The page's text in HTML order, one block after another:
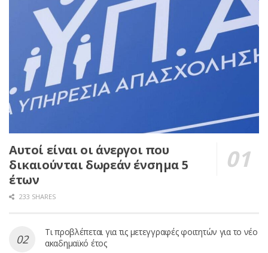
Αυτοί είναι οι άνεργοι που
δικαιούνται δωρεάν ένσημα 5
έτων
233 SHARES
Τι προβλέπεται για τις μετεγγραφές φοιτητών για το νέο
ακαδημαϊκό έτος